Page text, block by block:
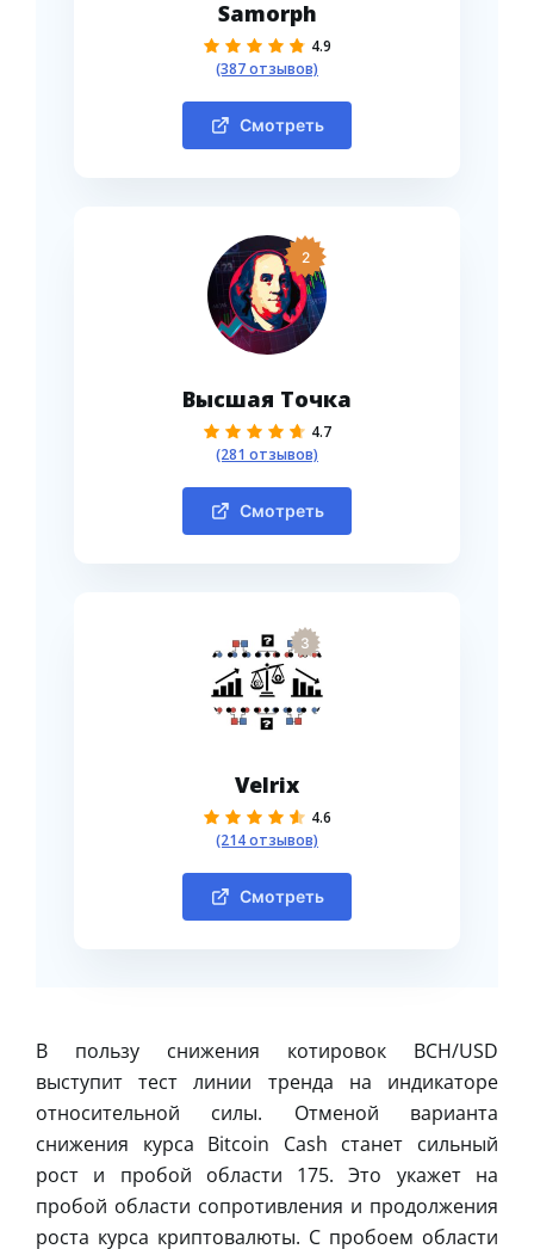
Samorph
4.9
(387 отзывов)
Смотреть
2
Высшая Точка
4.7
(281 отзывов)
Смотреть
3
Velrix
4.6
(214 отзывов)
Смотреть
В пользу снижения котировок BCH/USD
выступит тест линии тренда на индикаторе
относительной силы. Отменой варианта
снижения курса Bitcoin Cash станет сильный
рост и пробой области 175. Это укажет на
пробой области сопротивления и продолжения
роста курса криптовалюты. С пробоем области